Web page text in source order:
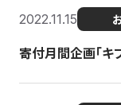
2022.11.15
寄付月間企画「キ